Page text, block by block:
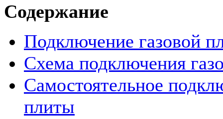
Содержание
Подключение газовой
Схема подключения
Самостоятельное
плиты